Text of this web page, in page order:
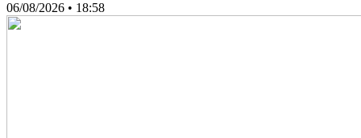
06/08/2026 • 18:58